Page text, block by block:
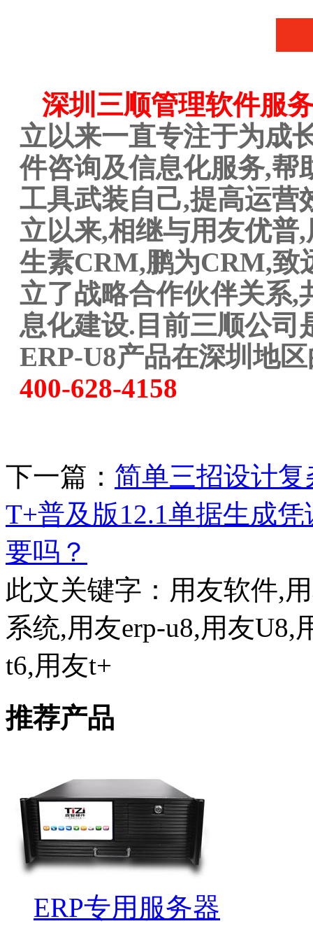
深圳三顺管理软件服
立以来一直专注于为成
件咨询及信息化服务,帮
工具武装自己,提高运营
立以来,相继与用友优普
生素CRM,鹏为CRM,致
立了战略合作伙伴关系,
息化建设.目前三顺公司
ERP-U8产品在深圳地
400-628-4158
下一篇： 简单三招设计
T+普及版12.1单据生成
要吗？
此文关键字： 用友软件,
系统,用友erp-u8,用友U8,
t6,用友t+
推荐产品
ERP专用服务器